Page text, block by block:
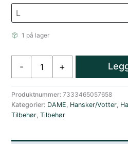
1 på lager
-
Unisex
Sort
antall
+
Produktnummer:7333465057658
Kategorier: DAME, Hansker/Votter,
Tilbehør,Tilbehør